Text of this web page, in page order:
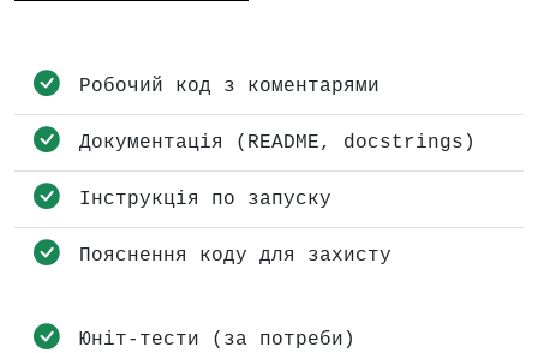
Робочий код з коментарями
Документація (README, docstrings)
Інструкція по запуску
Пояснення коду для захисту
Юніт-тести (за потреби)